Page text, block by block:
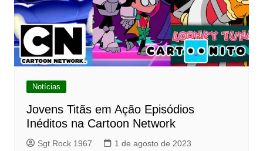
Notícias
Jovens Titãs em Ação Episódios
Inéditos na Cartoon Network
Sgt Rock 1967 1 de agosto de 2023